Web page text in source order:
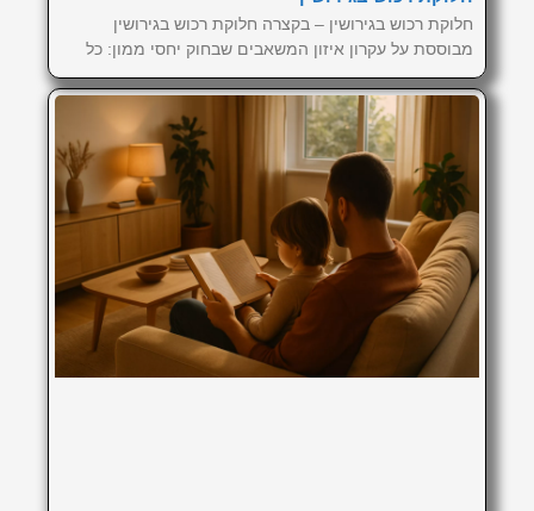
חלוקת רכוש בגירושין – בקצרה חלוקת רכוש בגירושין
מבוססת על עקרון איזון המשאבים שבחוק יחסי ממון: כל